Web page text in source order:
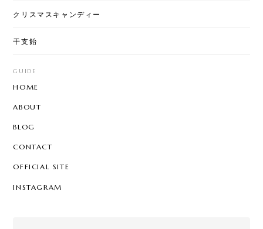
クリスマスキャンディー
干支飴
GUIDE
HOME
ABOUT
BLOG
CONTACT
OFFICIAL SITE
INSTAGRAM